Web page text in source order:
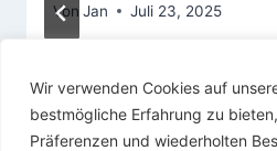
Wir verwenden Cookies auf
bestmögliche Erfahrung zu
Präferenzen und wiederholten
Von Jan Juli 23, 2025